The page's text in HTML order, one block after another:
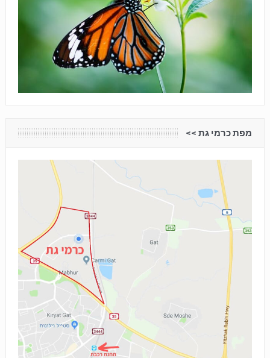
מפת כרמי גת <<